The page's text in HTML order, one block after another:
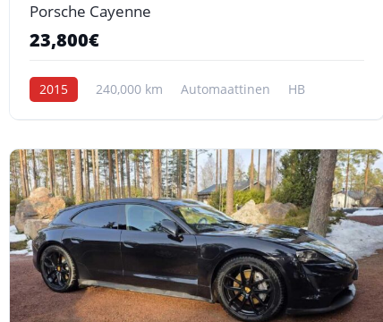
Porsche Cayenne
23,800€
2015 240,000 km Automaattinen HB